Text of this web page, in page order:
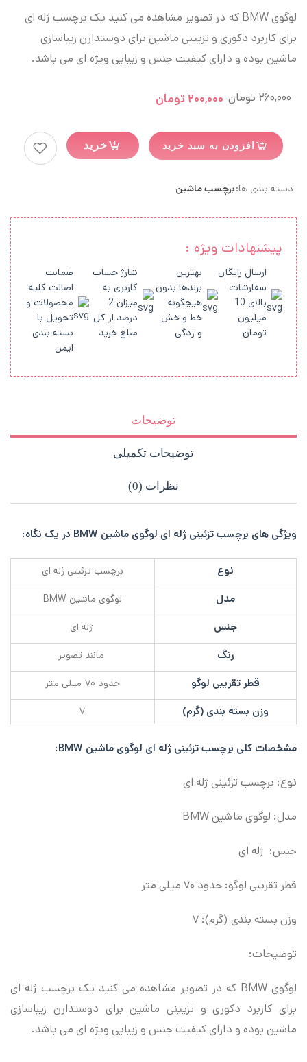
لوگوی BMW که در تصویر مشاهده می کنید یک برچسب ژله ای
برای کاربرد دکوری و تزیینی ماشین برای دوستدارن زیباسازی
ماشین بوده و دارای کیفیت جنس و زیبایی ویژه ای می باشد.
۲۶۰,۰۰۰تومان ۲۰۰,۰۰۰ تومان
افزودن به سبد خرید خرید
دسته بندی ها:برچسب ماشین
پیشنهادات ویژه :
ارسال رایگان
سفارشات
بالای 10
میلیون
تومان
بهترین
برندها بدون
هیچگونه
خط و خش
و زدگی
شارژ حساب
کاربری به
میزان 2
درصد از کل
مبلغ خرید
ضمانت
اصالت کلیه
محصولات و
تحویل با
بسته بندی
ایمن
توضیحات
توضیحات تکمیلی
نظرات (0)
ویژگی های برچسب تزئینی ژله ای لوگوی ماشین BMW در یک نگاه:
نوع برچسب تزئینی ژله ای
مدل لوگوی ماشین BMW
جنس ژله ای
رنگ مانند تصویر
قطر تقریبی لوگو حدود ۷۰ میلی متر
وزن بسته بندی (گرم) ۷
مشخصات کلی برچسب تزئینی ژله ای لوگوی ماشین BMW :
نوع: برچسب تزئینی ژله ای
مدل: لوگوی ماشین BMW
جنس: ژله ای
قطر تقریبی لوگو: حدود ۷۰ میلی متر
وزن بسته بندی (گرم): ۷
توضیحات:
لوگوی BMW که در تصویر مشاهده می کنید یک برچسب ژله ای
برای کاربرد دکوری و تزیینی ماشین برای دوستدارن زیباسازی
ماشین بوده و دارای کیفیت جنس و زیبایی ویژه ای می باشد.